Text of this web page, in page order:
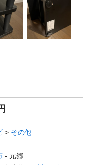
> その他
- 元郷